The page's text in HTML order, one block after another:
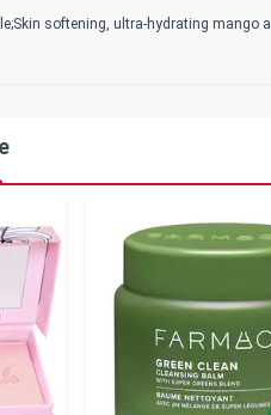
softening, ultra-hydrating mango